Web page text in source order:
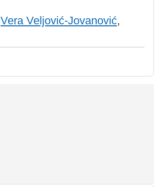
Vera Veljović-Jovanović,